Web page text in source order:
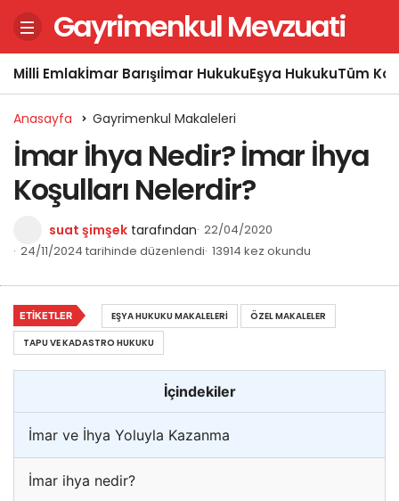
Gayrimenkul Mevzuati
Milli Emlakİmar Barışıİmar HukukuEşya HukukuTüm
Anasayfa Gayrimenkul Makaleleri
İmar İhya Nedir? İmar İhya
Koşulları Nelerdir?
suat şimşek tarafından 22/04/2020
24/11/2024 tarihinde düzenlendi 13914 kez okundu
İçindekiler
İmar ve İhya Yoluyla Kazanma
İmar ihya nedir?
ETIKETLER EŞYA HUKUKU MAKALELERI
ÖZEL MAKALELER
TAPU VE KADASTRO HUKUKU